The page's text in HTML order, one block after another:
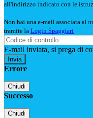
all'indirizzo indicato con le
Non hai una e-mail associata al
tramite la Login Spaggiari
E-mail inviata, si prega di
Errore
Chiudi
Successo
Chiudi